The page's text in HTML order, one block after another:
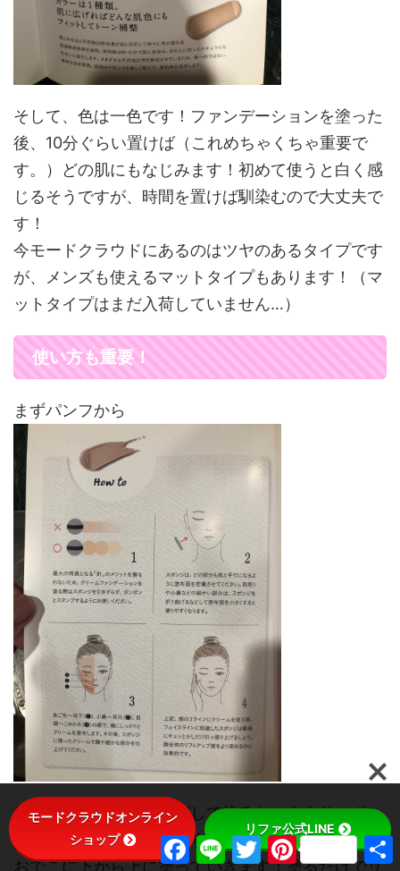
そして、色は一色です！ファンデーションを塗った
後、10分ぐらい置けば（これめちゃくちゃ重要で
す。）どの肌にもなじみます！初めて使うと白く感
じるそうですが、時間を置けば馴染むので大丈夫で
す！
今モードクラウドにあるのはツヤのあるタイプです
が、メンズも使えるマットタイプもあります！（マ
ットタイプはまだ入荷していません…）
使い方も重要！
まずパンフから
針が入っているので伸ばして塗るというより、ポン
ポンと叩き込む（針を刺すイメージ笑）！アゴから
おでこに下から上に塗っていきます！塗るだけでリ
F
a
L
i
T
w
P
i
モードクラウドオンライン
ショップ
リファ公式LINE